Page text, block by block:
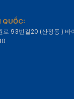
QUỐC:
로 93번길20 (산정동 ) 바